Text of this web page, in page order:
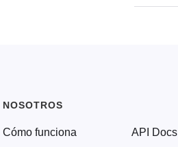
NOSOTROS
Cómo funciona API Docs